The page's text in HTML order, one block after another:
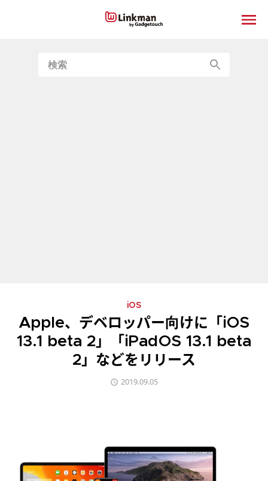
iOS
Apple、デベロッパー向けに「iOS
13.1 beta 2」「iPadOS 13.1 beta
2」などをリリース
2019.09.05